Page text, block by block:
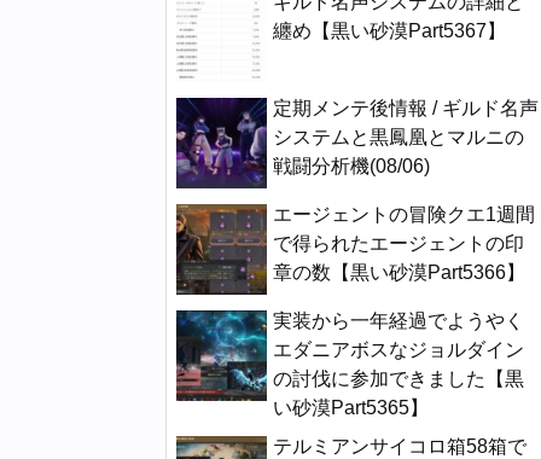
纏め【黒い砂漠Part5367】
定期メンテ後情報 / ギルド名声
システムと黒鳳凰とマルニの
戦闘分析機(08/06)
エージェントの冒険クエ1週間
で得られたエージェントの印
章の数【黒い砂漠Part5366】
実装から一年経過でようやく
エダニアボスなジョルダイン
の討伐に参加できました【黒
い砂漠Part5365】
テルミアンサイコロ箱58箱で